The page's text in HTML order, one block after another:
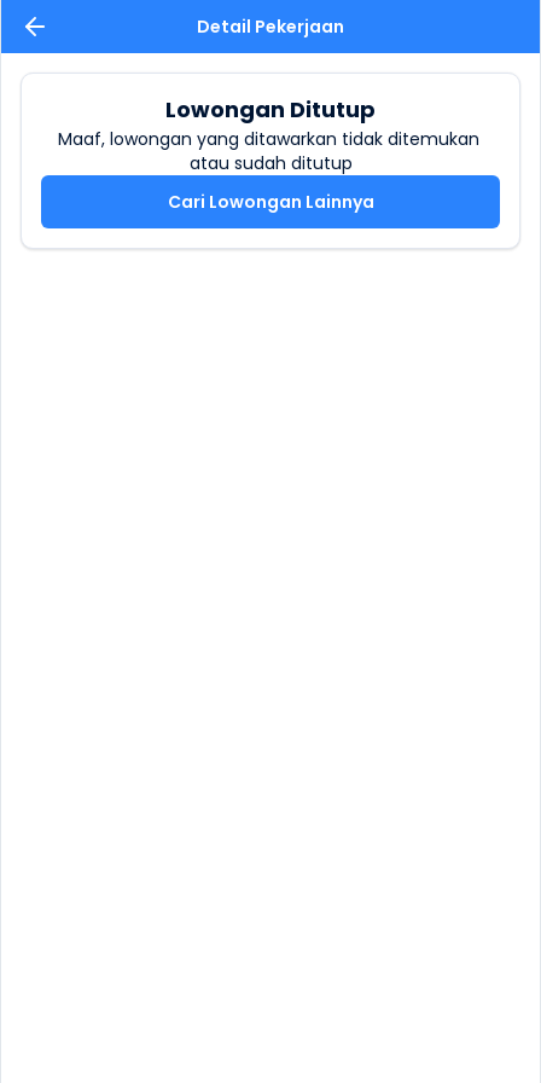
Detail Pekerjaan
Lowongan Ditutup
Maaf, lowongan yang ditawarkan tidak ditemukan
atau sudah ditutup
Cari Lowongan Lainnya